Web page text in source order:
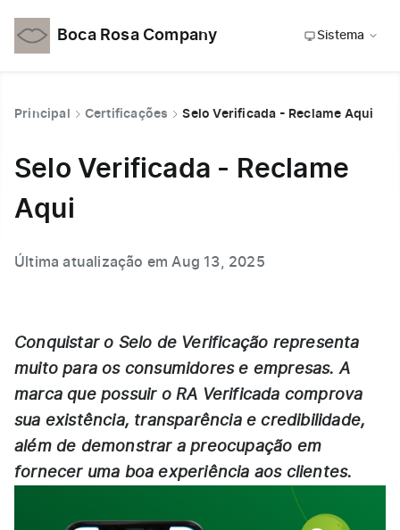
Boca Rosa Company Sistema
Principal Certificações Selo Verificada - Reclame Aqui
Selo Verificada - Reclame
Aqui
Última atualização em Aug 13, 2025
Conquistar o Selo de Verificação representa
muito para os consumidores e empresas. A
marca que possuir o RA Verificada comprova
sua existência, transparência e credibilidade,
além de demonstrar a preocupação em
fornecer uma boa experiência aos clientes.